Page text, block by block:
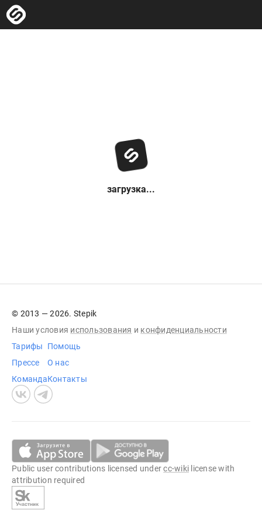
загрузка...
© 2013 — 2026. Stepik
Наши условия использования и конфиденциальности
Тарифы
Прессе
Команда
Помощь
О нас
Контакты
Public user contributions licensed undercc-wiki license with
attribution required